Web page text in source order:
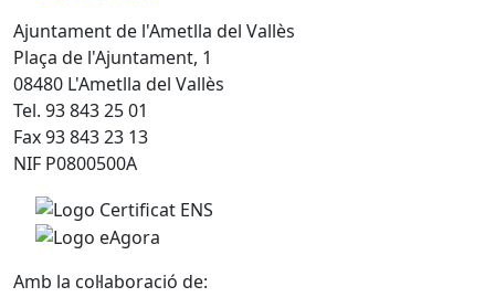
Ajuntament de l'Ametlla del Vallès
Plaça de l'Ajuntament, 1
08480 L'Ametlla del Vallès
Tel. 93 843 25 01
Fax 93 843 23 13
NIF P0800500A
Amb la col·laboració de: